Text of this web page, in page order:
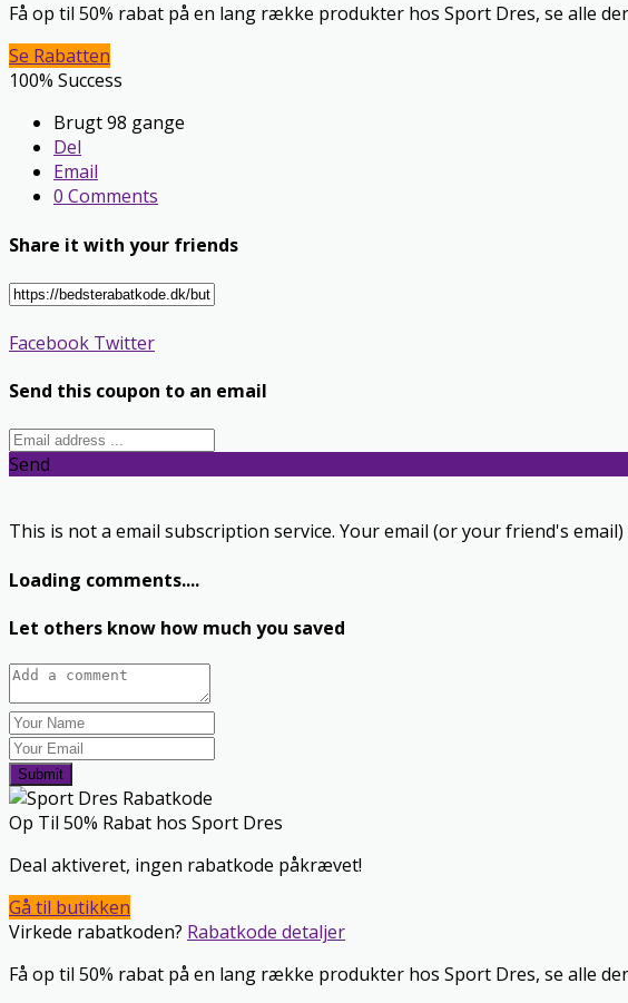
Få op til 50% rabat på en lang række produkter hos Sport Dres, se alle
Se Rabatten
100% Success
Brugt 98 gange
Del
Email
0 Comments
Share it with your friends
Facebook Twitter
Send this coupon to an email
Send
This is not a email subscription service. Your email (or your friend's
Loading comments....
Let others know how much you saved
Submit
Op Til 50% Rabat hos Sport Dres
Deal aktiveret, ingen rabatkode påkrævet!
Gå til butikken
Virkede rabatkoden? Rabatkode detaljer
Få op til 50% rabat på en lang række produkter hos Sport Dres, se alle